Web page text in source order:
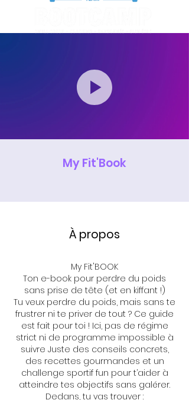
My Fit'Book
À propos
My Fit'BOOK
Ton e-book pour perdre du poids
sans prise de tête (et en kiffant !)
Tu veux perdre du poids, mais sans te
frustrer ni te priver de tout ? Ce guide
est fait pour toi ! Ici, pas de régime
strict ni de programme impossible à
suivre Juste des conseils concrets,
des recettes gourmandes et un
challenge sportif fun pour t’aider à
atteindre tes objectifs sans galérer.
Dedans, tu vas trouver :